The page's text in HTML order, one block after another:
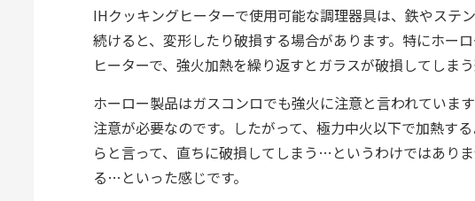
IHクッキングヒーターで使用可能な調理器具は、鉄やステ
続けると、変形したり破損する場合があります。特にホー
ヒーターで、強火加熱を繰り返すとガラスが破損してしまう
ホーロー製品はガスコンロでも強火に注意と言われていま
注意が必要なのです。したがって、極力中火以下で加熱す
らと言って、直ちに破損してしまう…というわけではあり
る…といった感じです。